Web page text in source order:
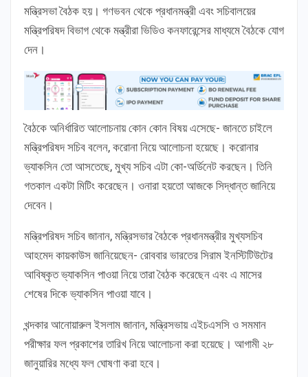
মন্ত্রিসভা বৈঠক হয়। গণভবন থেকে প্রধানমন্ত্রী এবং সচিবালয়ের
মন্ত্রিপরিষদ বিভাগ থেকে মন্ত্রীরা ভিডিও কনফারেন্সের মাধ্যমে বৈঠকে যোগ
দেন।
বৈঠকে অনির্ধারিত আলোচনায় কোন কোন বিষয় এসেছে- জানতে চাইলে
মন্ত্রিপরিষদ সচিব বলেন, করোনা নিয়ে আলোচনা হয়েছে। করোনার
ভ্যাকসিন তো আসতেছে, মুখ্য সচিব এটা কো-অর্ডিনেট করছেন। তিনি
গতকাল একটা মিটিং করেছেন। ওনারা হয়তো আজকে সিদ্ধান্ত জানিয়ে
দেবেন।
মন্ত্রিপরিষদ সচিব জানান, মন্ত্রিসভার বৈঠকে প্রধানমন্ত্রীর মুখ্যসচিব
আহমেদ কায়কাউস জানিয়েছেন- রোববার ভারতের সিরাম ইনস্টিটিউটের
আবিষ্কৃত ভ্যাকসিন পাওয়া নিয়ে তারা বৈঠক করেছেন এবং এ মাসের
শেষের দিকে ভ্যাকসিন পাওয়া যাবে।
খন্দকার আনোয়ারুল ইসলাম জানান, মন্ত্রিসভায় এইচএসসি ও সমমান
পরীক্ষার ফল প্রকাশের তারিখ নিয়ে আলোচনা করা হয়েছে। আগামী ২৮
জানুয়ারির মধ্যে ফল ঘোষণা করা হবে।